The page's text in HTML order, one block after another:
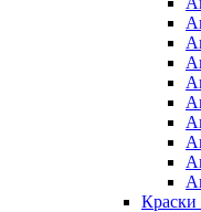
Краски